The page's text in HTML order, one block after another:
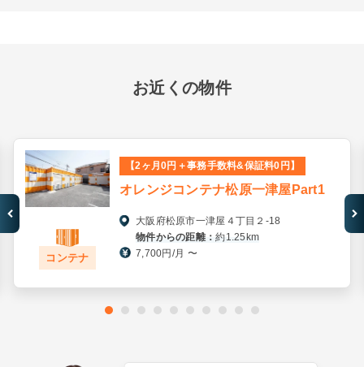
お近くの物件
コンテナ
【2ヶ月0円＋事務手数料&保証料0円】
オレンジコンテナ松原一津屋Part1
大阪府松原市一津屋４丁目２-18
物件からの距離：約1.25km
7,700円/月 〜